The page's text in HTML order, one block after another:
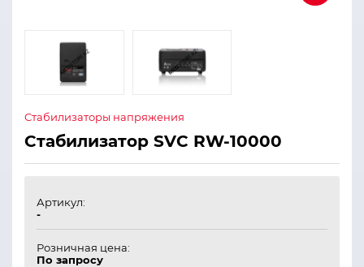
Стабилизаторы напряжения
Стабилизатор SVC RW-10000
Артикул:
-
Розничная цена:
По запросу